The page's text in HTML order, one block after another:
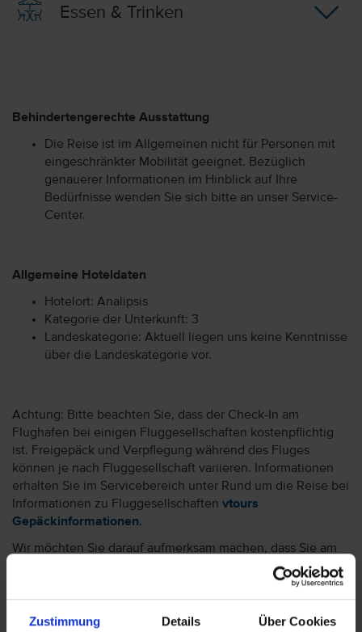
Zustimmung Details Über Cookies
Essen & Trinken
Behindertengerechte Ausstattung
Die Reise ist im Allgemeinen nicht für Personen mit
eingeschränkter Mobilität geeignet. Bezüglich
genauerer Informationen im Hinblick auf Ihre
Bedürfnisse wenden Sie sich bitte an unser Service-
Center.
Allgemeine Hoteldaten
Hotelort: Analipsis
Kategorie der Unterkunft: 3
Landeskategorie: Aktuell liegen uns keine Kenntnisse
über die Landeskategorie vor.
Achtung: Bitte beachten Sie, dass der Check-In am
Flughafen bei einigen Fluggesellschaften kostenpflichtig
ist. Freigepäck und Verpflegung während des Fluges
können je nach Fluggesellschaft variieren. Informationen
erhalten Sie im Servicebereich unter Rund um die Reise bei
Informationen zu Fluggesellschaften vtours
Gepäckinformationen.
Wir möchten Sie darauf aufmerksam machen, dass Sie am
Ankunftstag ab 15 Uhr (örtliche Abweichung vorbehalten) in
Ihr Hotel einchecken können. An Ihrem Abreisetag können
Sie Ihr Zimmer bis 11 Uhr (örtliche Abweichung vorbehalten)
nutzen. Bitte beachten Sie, dass es bei Nur-Hotel-